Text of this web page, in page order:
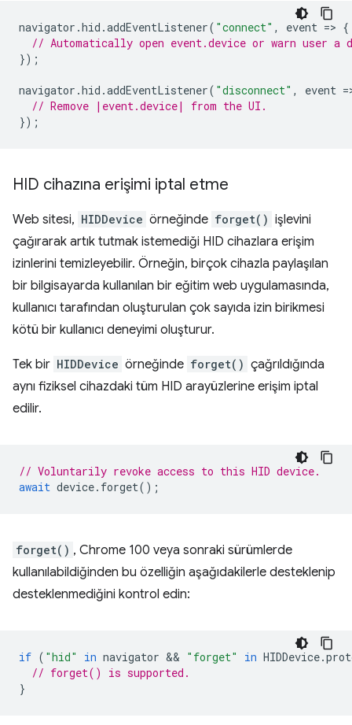
navigator .hid .addEventListener( "connect" , event => {
// Automatically open event.device or warn user
});
navigator .hid .addEventListener( "disconnect" , event =
// Remove |event.device| from the UI.
});
HID cihazına erişimi iptal etme
Web sitesi, HIDDevice örneğinde forget() işlevini
çağırarak artık tutmak istemediği HID cihazlara erişim
izinlerini temizleyebilir. Örneğin, birçok cihazla paylaşılan
bir bilgisayarda kullanılan bir eğitim web uygulamasında,
kullanıcı tarafından oluşturulan çok sayıda izin birikmesi
kötü bir kullanıcı deneyimi oluşturur.
Tek bir HIDDevice örneğinde forget() çağrıldığında
aynı fiziksel cihazdaki tüm HID arayüzlerine erişim iptal
edilir.
// Voluntarily revoke access to this HID device.
await device. forget();
forget() , Chrome 100 veya sonraki sürümlerde
kullanılabildiğinden bu özelliğin aşağıdakilerle desteklenip
desteklenmediğini kontrol edin:
if ( "hid" in navigator && "forget" in HIDDevice.
// forget() is supported.
}